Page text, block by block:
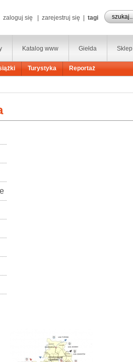
zaloguj się zarejestruj się tagi
Sklep
Giełda
Katalog www
Turystyka Reportaż